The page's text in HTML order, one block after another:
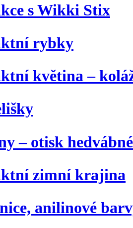
s Wikki Stix
rybky
květina –
– otisk
zimní krajina
anilinové